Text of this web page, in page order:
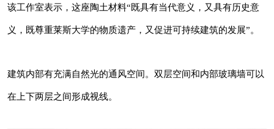
该工作室表示，这座陶土材料“既具有当代意义，又具有历史意
义，既尊重莱斯大学的物质遗产，又促进可持续建筑的发展”。
建筑内部有充满自然光的通风空间。双层空间和内部玻璃墙可以
在上下两层之间形成视线。